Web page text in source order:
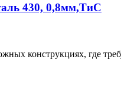
430, 0,8мм,ТиС
конструкциях, где